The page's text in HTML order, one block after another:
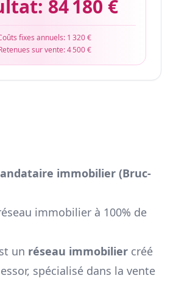
84 180 €
fixes annuels: 1 320 €
sur vente:4 500 €
immobilier (Bruc-
immobilier à 100% de
un réseau immobilier créé
spécialisé dans la vente